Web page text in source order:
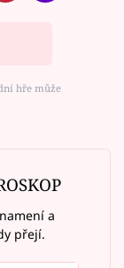
hře může
a
přejí.